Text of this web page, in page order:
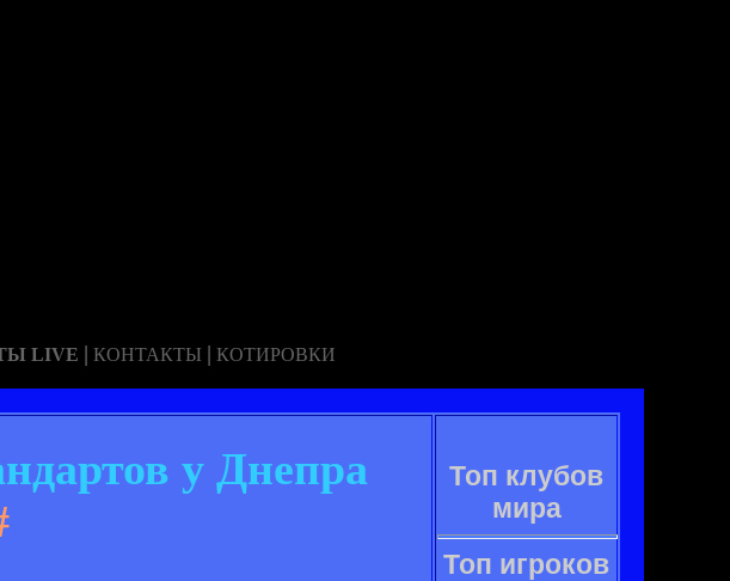
LIVE | КОНТАКТЫ | КОТИРОВКИ
у Днепра
Топ клубов
мира
Топ игроков